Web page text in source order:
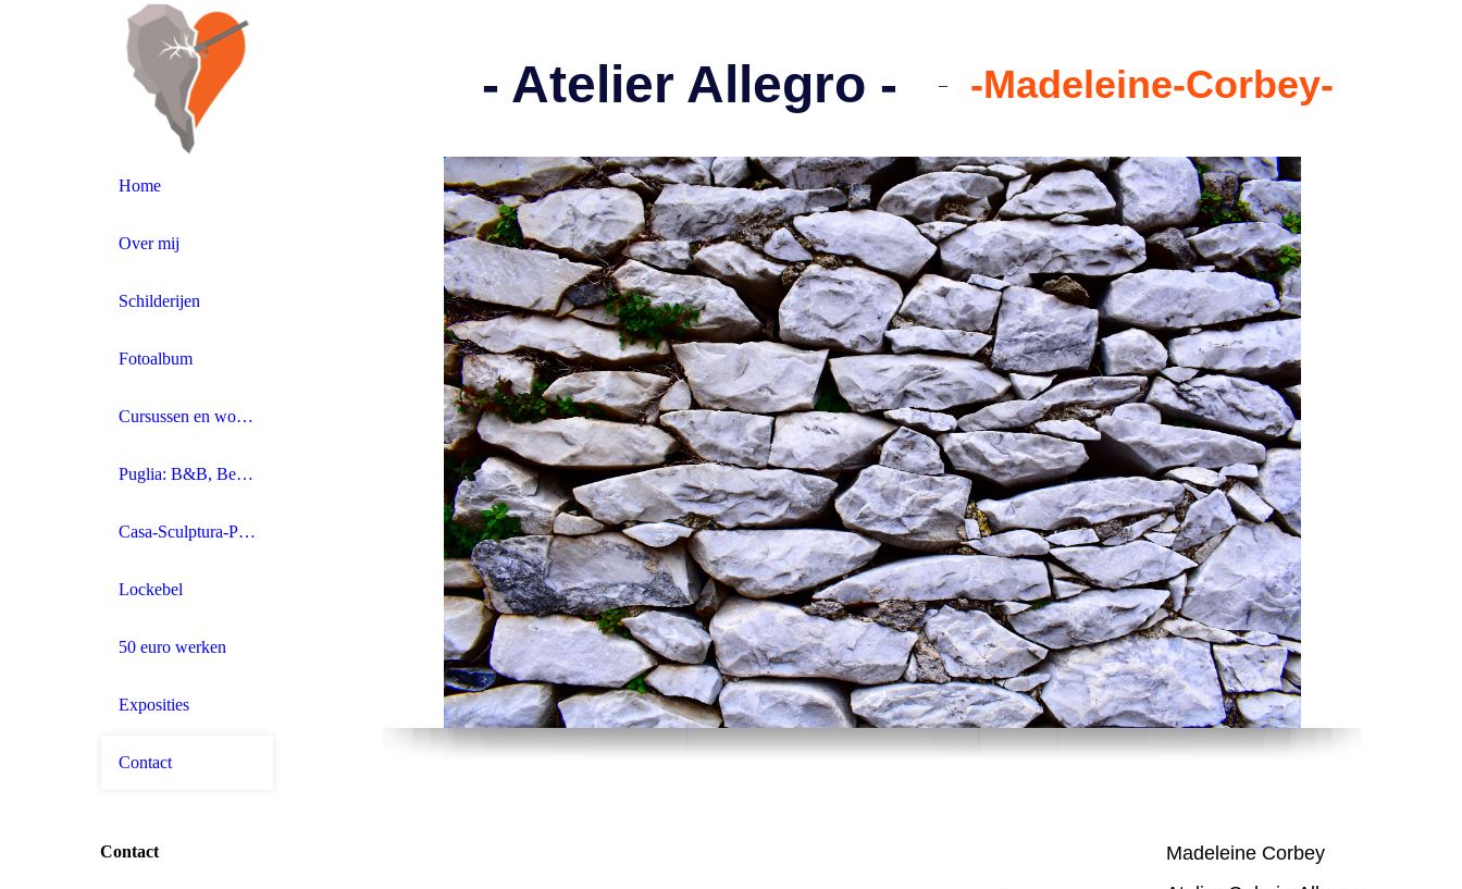
- Atelier Allegro - – -Madeleine-Corbey-
Home
Over mij
Schilderijen
Fotoalbum
Cursussen en workshops
Puglia: B&B, Beeldhouwen
Casa-Sculptura-Protuum
Lockebel
50 euro werken
Exposities
Contact
Contact
Madeleine Corbey